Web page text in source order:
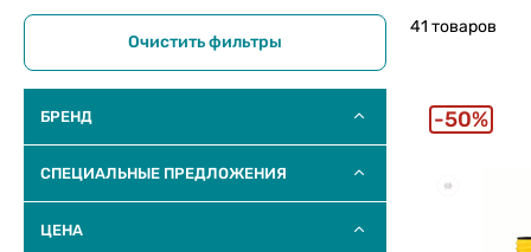
Очистить фильтры
БРЕНД
СПЕЦИАЛЬНЫЕ ПРЕДЛОЖЕНИЯ
ЦЕНА
41 товаров
50%